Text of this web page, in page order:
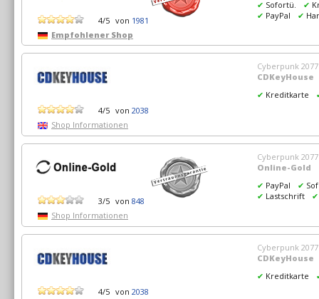
4/5 von 1981
Empfohlener Shop
✔ Sofortü. ✔
✔ PayPal ✔
4/5 von 2038
Shop Informationen
Cyberpunk
CDKeyHouse
✔ Kreditkarte
3/5 von 848
Shop Informationen
Cyberpunk 2077
Online-Gold
✔ PayPal ✔
✔ Lastschrift ✔
4/5 von 2038
Cyberpunk
CDKeyHouse
✔ Kreditkarte